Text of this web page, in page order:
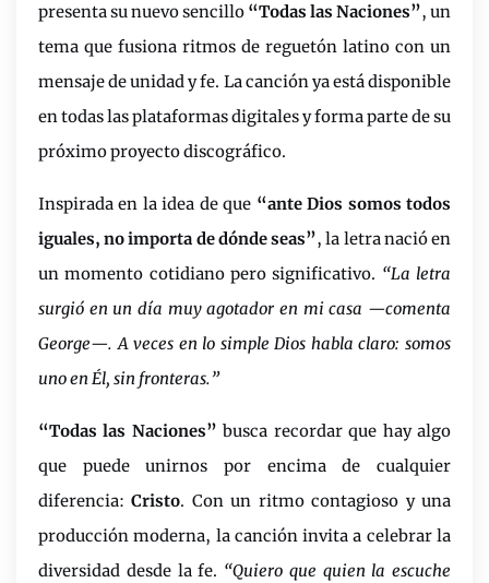
presenta su nuevo sencillo “Todas las Naciones”, un
tema que fusiona ritmos de reguetón latino con un
mensaje de unidad y fe. La canción ya está disponible
en todas las plataformas digitales y forma parte de su
próximo proyecto discográfico.
Inspirada en la idea de que “ante Dios somos todos
iguales, no importa de dónde seas”, la letra nació en
un momento cotidiano pero significativo. “La letra
surgió en un día muy agotador en mi casa —comenta
George—. A veces en lo simple Dios habla claro: somos
uno enÉl, sin fronteras.”
“Todas las Naciones” busca recordar que hay algo
que puede unirnos por encima de cualquier
diferencia:Cristo. Con un ritmo contagioso y una
producción moderna, la canción invita a celebrar la
diversidad desde la fe. “Quiero que quien la escuche